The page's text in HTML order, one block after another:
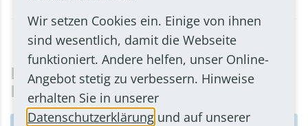
Haushaltsreden zum
Doppelhaushalt 2025/26
Wir setzen Cookies ein. Einige von ihnen
sind wesentlich, damit die Webseite
funktioniert. Andere helfen, unser Online-
Angebot stetig zu verbessern. Hinweise
erhalten Sie in unserer
Datenschutzerklärung und auf unserer